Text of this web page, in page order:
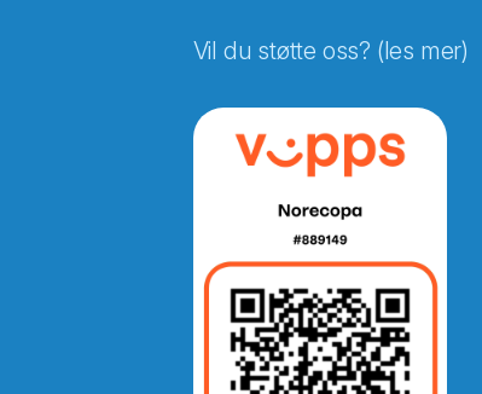
Vil du støtte oss? (les mer)